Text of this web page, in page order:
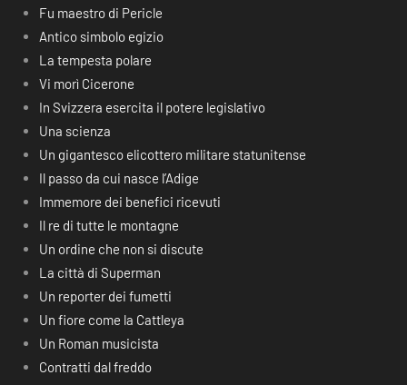
Fu maestro di Pericle
Antico simbolo egizio
La tempesta polare
Vi morì Cicerone
In Svizzera esercita il potere legislativo
Una scienza
Un gigantesco elicottero militare statunitense
Il passo da cui nasce l’Adige
Immemore dei benefici ricevuti
Il re di tutte le montagne
Un ordine che non si discute
La città di Superman
Un reporter dei fumetti
Un fiore come la Cattleya
Un Roman musicista
Contratti dal freddo